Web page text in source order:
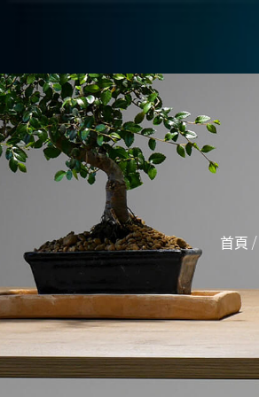
首頁 /